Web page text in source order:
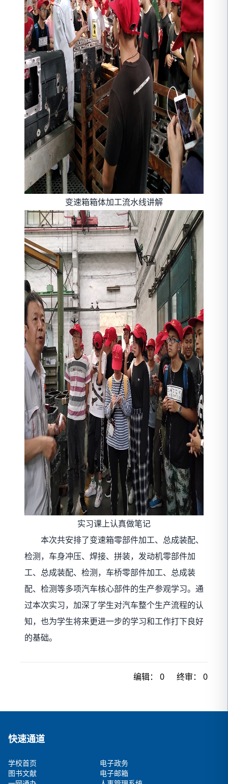
变速箱箱体加工流水线讲解
实习课上认真做笔记
本次共安排了变速箱零部件加工、总成装配、
检测，车身冲压、焊接、拼装，发动机零部件加
工、总成装配、检测，车桥零部件加工、总成装
配、检测等多项汽车核心部件的生产参观学习。通
过本次实习，加深了学生对汽车整个生产流程的认
知，也为学生将来更进一步的学习和工作打下良好
的基础。
编辑： 0 终审： 0
快速通道
学校首页
电子政务
图书文献
电子邮箱